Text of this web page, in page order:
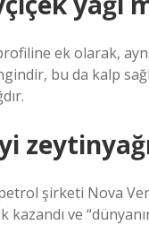
ek olarak,
bu da kalp
şirketi Nova
ve